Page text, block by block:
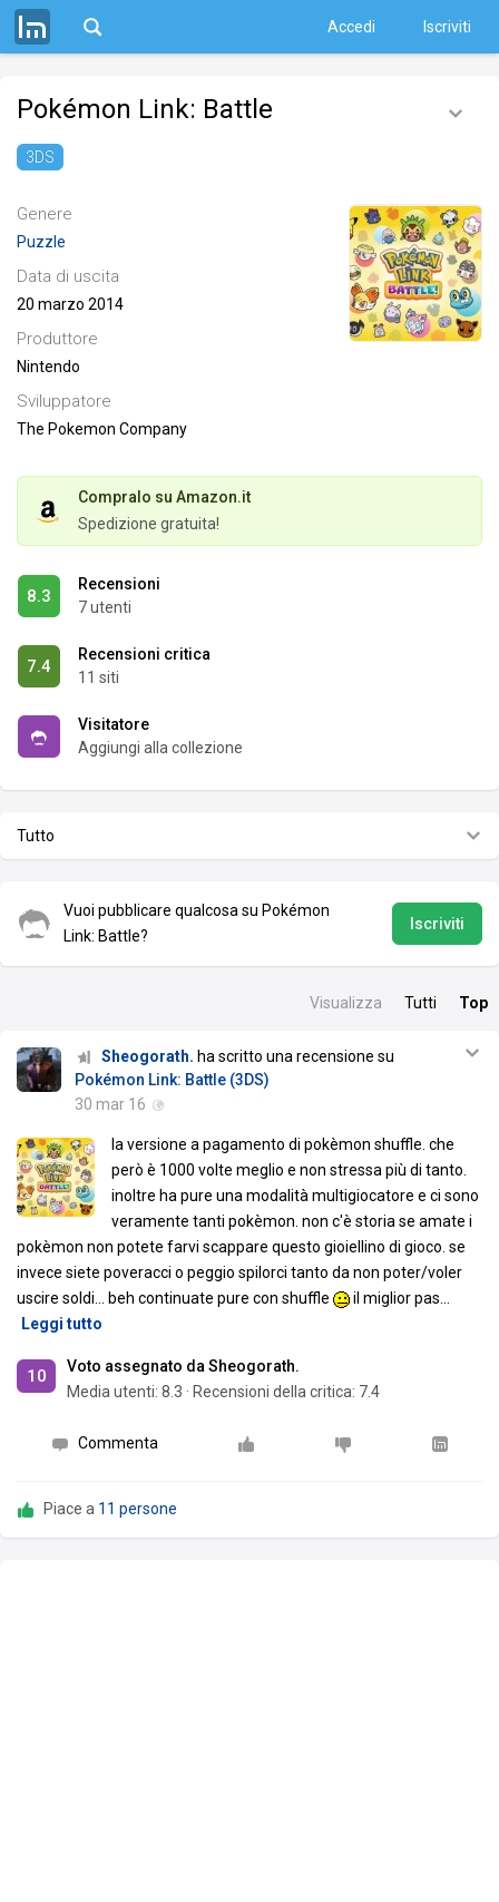
Accedi Iscriviti
Pokémon Link: Battle
3DS
Genere
Puzzle
Data di uscita
20 marzo 2014
Produttore
Nintendo
Sviluppatore
The Pokemon Company
Compralo su Amazon.it
Spedizione gratuita!
8.3
Recensioni
7 utenti
7.4
Recensioni critica
11 siti
Visitatore
Aggiungi alla collezione
Tutto
Vuoi pubblicare qualcosa su Pokémon
Link: Battle?
Iscriviti
Visualizza Tutti Top
Sheogorath. ha scritto una recensione su
Pokémon Link: Battle (3DS)
30 mar 16
la versione a pagamento di pokèmon shuffle. che
però è 1000 volte meglio e non stressa più di tanto.
inoltre ha pure una modalità multigiocatore e ci sono
veramente tanti pokèmon. non c'è storia se amate i
pokèmon non potete farvi scappare questo gioiellino di gioco. se
invece siete poveracci o peggio spilorci tanto da non poter/voler
uscire soldi... beh continuate pure con shuffle
il miglior pas…
Leggi tutto
10
Voto assegnato da Sheogorath.
Media utenti: 8.3 · Recensioni della critica: 7.4
Commenta
Piace a 11 persone